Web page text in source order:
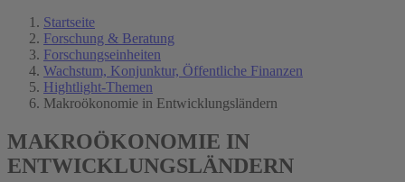
Startseite
Forschung & Beratung
Forschungseinheiten
Wachstum, Konjunktur, Öffentliche Finanzen
Hightlight-Themen
Makroökonomie in Entwicklungsländern
MAKROÖKONOMIE IN
ENTWICKLUNGSLÄNDERN